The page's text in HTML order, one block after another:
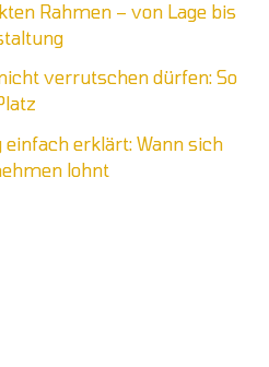
Rahmen – von Lage bis
verrutschen dürfen: So
erklärt: Wann sich
lohnt